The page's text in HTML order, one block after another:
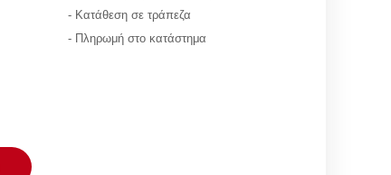
- Κατάθεση σε τράπεζα
- Πληρωμή στο κατάστημα